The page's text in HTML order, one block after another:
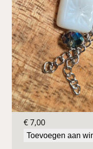
Blauwe oorbellen
€7,00
Toevoegen aan